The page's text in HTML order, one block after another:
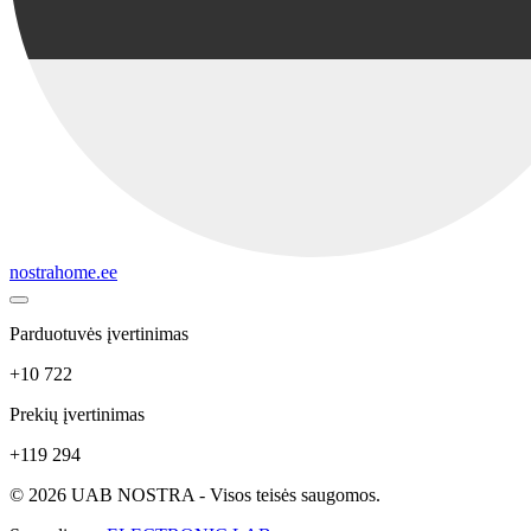
nostrahome.ee
Parduotuvės įvertinimas
+10 722
Prekių įvertinimas
+119 294
© 2026 UAB NOSTRA - Visos teisės saugomos.